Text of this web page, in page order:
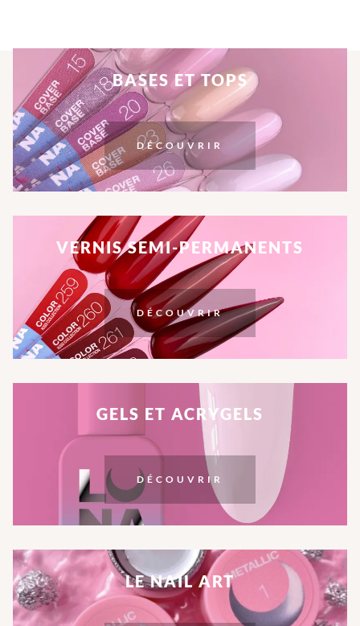
BASES ET TOPS
DÉCOUVRIR
VERNIS SEMI-PERMANENTS
DÉCOUVRIR
GELS ET ACRYGELS
DÉCOUVRIR
LE NAIL ART